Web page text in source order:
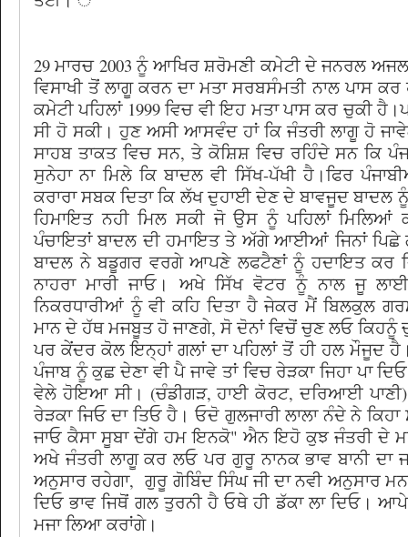
29 ਮਾਰਚ 2003 ਨੂੰ ਆਖਿਰ ਸ਼ਰੋਮਣੀ ਕਮੇਟੀ ਦੇ ਜਨਰਲ
ਵਿਸਾਖੀ ਤੋਂ ਲਾਗੂ ਕਰਨ ਦਾ ਮਤਾ ਸਰਬਸੰਮਤੀ ਨਾਲ ਪਾਸ
ਕਮੇਟੀ ਪਹਿਲਾਂ 1999 ਵਿਚ ਵੀ ਇਹ ਮਤਾ ਪਾਸ ਕਰ ਚੁਕੀ
ਸੀ ਹੋ ਸਕੀ। ਹੁਣ ਅਸੀ ਆਸਵੰਦ ਹਾਂ ਕਿ ਜੰਤਰੀ ਲਾਗੂ ਹੋ
ਸਾਹਬ ਤਾਕਤ ਵਿਚ ਸਨ, ਤੇ ਕੋਸ਼ਿਸ਼ ਵਿਚ ਰਹਿੰਦੇ ਸਨ ਕਿ
ਸੁਨੇਹਾ ਨਾ ਮਿਲੇ ਕਿ ਬਾਦਲ ਵੀ ਸਿੱਖ-ਪੱਖੀ ਹੈ।ਫਿਰ
ਕਰਾਰਾ ਸਬਕ ਦਿਤਾ ਕਿ ਲੱਖ ਦੁਹਾਈ ਦੇਣ ਦੇ ਬਾਵਜੂਦ ਬਾਦਲ
ਹਿਮਾਇਤ ਨਹੀ ਮਿਲ ਸਕੀ ਜੋ ਉਸ ਨੂੰ ਪਹਿਲਾਂ ਮਿਲਿਆਂ
ਪੰਚਾਇਤਾਂ ਬਾਦਲ ਦੀ ਹਮਾਇਤ ਤੇ ਅੱਗੇ ਆਈਆਂ ਜਿਨਾਂ
ਬਾਦਲ ਨੇ ਬਡੂਗਰ ਵਰਗੇ ਆਪਣੇ ਲਫਟੈਣਾਂ ਨੂੰ ਹਦਾਇਤ ਕਰ
ਨਾਹਰਾ ਮਾਰੀ ਜਾਓ। ਅਖੇ ਸਿੱਖ ਵੋਟਰ ਨੂੰ ਨਾਲ ਜੂ
ਨਿਕਰਧਾਰੀਆਂ ਨੂੰ ਵੀ ਕਹਿ ਦਿਤਾ ਹੈ ਜੇਕਰ ਮੈਂ ਬਿਲਕੁਲ
ਮਾਨ ਦੇ ਹੱਥ ਮਜਬੂਤ ਹੋ ਜਾਣਗੇ, ਸੋ ਦੋਨਾਂ ਵਿਚੋਂ ਚੁਣ ਲਓ ਕਿਹਨੂੰ
ਪਰ ਕੇਂਦਰ ਕੋਲ ਇਨ੍ਹਾਂ ਗਲਾਂ ਦਾ ਪਹਿਲਾਂ ਤੋਂ ਹੀ ਹਲ ਮੌਜੂਦ
ਪੰਜਾਬ ਨੂੰ ਕੁਛ ਦੇਣਾ ਵੀ ਪੈ ਜਾਵੇ ਤਾਂ ਵਿਚ ਰੇੜਕਾ ਜਿਹਾ ਪਾ
ਵੇਲੇ ਹੋਇਆ ਸੀ। (ਚੰਡੀਗੜ, ਹਾਈ ਕੋਰਟ, ਦਰਿਆਈ
ਰੇੜਕਾ ਜਿਓ ਦਾ ਤਿਓ ਹੈ। ਓਦੋ ਗੁਲਜਾਰੀ ਲਾਲਾ ਨੰਦੇ ਨੇ
ਜਾਓ ਕੈਸਾ ਸੂਬਾ ਦੇਂਗੇ ਹਮ ਇਨਕੋ" ਐਨ ਇਹੋ ਕੁਝ ਜੰਤਰੀ ਦੇ
ਅਖੇ ਜੰਤਰੀ ਲਾਗੂ ਕਰ ਲਓ ਪਰ ਗੁਰੂ ਨਾਨਕ ਭਾਵ ਬਾਨੀ ਦਾ
ਅਨੁਸਾਰ ਰਹੇਗਾ, ਗੁਰੂ ਗੋਬਿੰਦ ਸਿੰਘ ਜੀ ਦਾ ਨਵੀ ਅਨੁਸਾਰ
ਦਿਓ ਭਾਵ ਜਿਥੋਂ ਗਲ ਤੁਰਨੀ ਹੈ ਓਥੇ ਹੀ ਡੱਕਾ ਲਾ ਦਿਓ।
ਮਜਾ ਲਿਆ ਕਰਾਂਗੇ।